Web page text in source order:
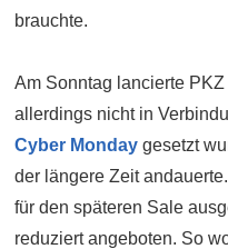
brauchte.
Am Sonntag lancierte
allerdings nicht in
Cyber Monday gesetzt
der längere Zeit
für den späteren Sale
reduziert angeboten. So